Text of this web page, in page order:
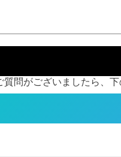
質問がございましたら、